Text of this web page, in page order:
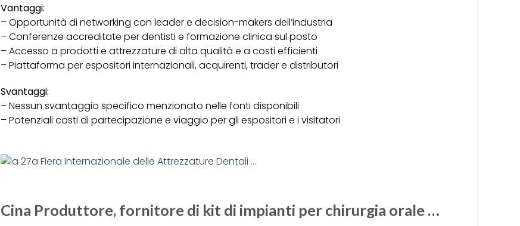
Vantaggi:
– Opportunità di networking con leader e decision-makers dell’industria
– Conferenze accreditate per dentisti e formazione clinica sul posto
– Accesso a prodotti e attrezzature di alta qualità e a costi efficienti
– Piattaforma per espositori internazionali, acquirenti, trader e distributori
Svantaggi:
– Nessun svantaggio specifico menzionato nelle fonti disponibili
– Potenziali costi di partecipazione e viaggio per gli espositori e i visitatori
Cina Produttore, fornitore di kit di impianti per chirurgia orale …